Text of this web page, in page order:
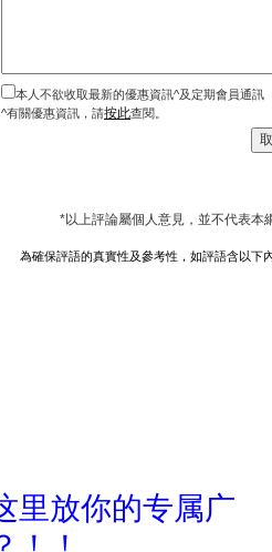
本人不欲收取最新的優惠資訊^及定期會員通訊
^有關優惠資訊，請按此查閱。
*以上評論屬個人意見，並不代表本
為確保評語的真實性及參考性，如評語含以下